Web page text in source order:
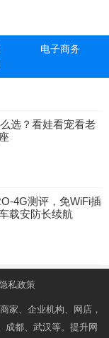
电子商务
选？看娃看宠看老
4G测评，免WiFi插
载安防长续航
隐私政策
家、企业机构、网店，
成都、武汉等。提升网